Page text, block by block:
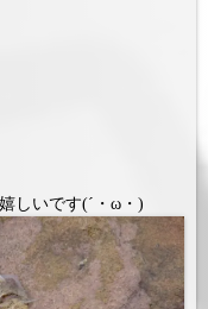
しいです(´・ω・)